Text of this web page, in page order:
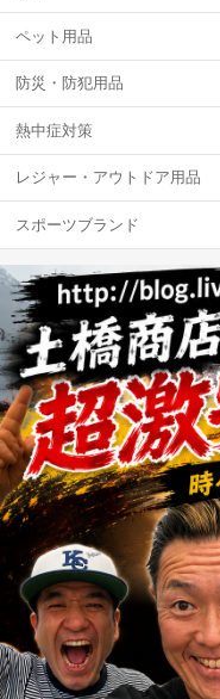
ペット用品
防災・防犯用品
熱中症対策
レジャー・アウトドア用品
スポーツブランド